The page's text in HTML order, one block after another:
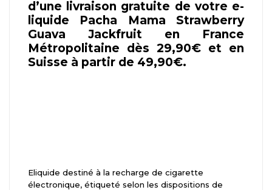
d’une livraison gratuite de votre e-
liquide Pacha Mama Strawberry
Guava Jackfruit en France
Métropolitaine dès 29,90€ et en
Suisse à partir de 49,90€.
Eliquide destiné à la recharge de cigarette
électronique, étiqueté selon les dispositions de